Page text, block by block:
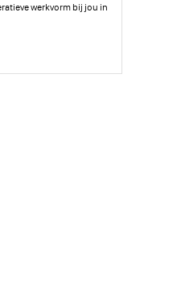
werkvorm bij jou in